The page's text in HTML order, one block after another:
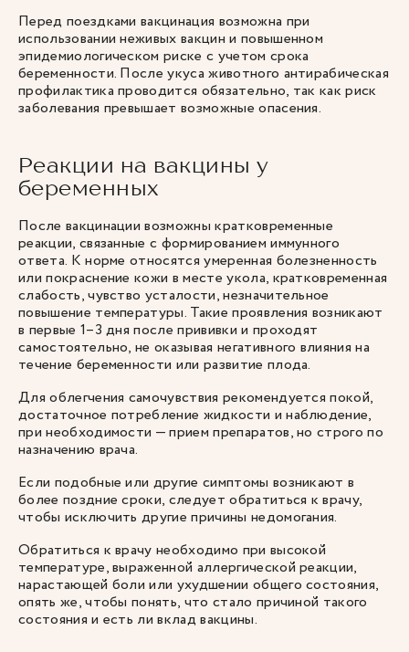
Перед поездками вакцинация возможна при
использовании неживых вакцин и повышенном
эпидемиологическом риске с учетом срока
беременности. После укуса животного антирабическая
профилактика проводится обязательно, так как риск
заболевания превышает возможные опасения.
Реакции на вакцины у
беременных
После вакцинации возможны кратковременные
реакции, связанные с формированием иммунного
ответа. К норме относятся умеренная болезненность
или покраснение кожи в месте укола, кратковременная
слабость, чувство усталости, незначительное
повышение температуры. Такие проявления возникают
в первые 1–3 дня после прививки и проходят
самостоятельно, не оказывая негативного влияния на
течение беременности или развитие плода.
Для облегчения самочувствия рекомендуется покой,
достаточное потребление жидкости и наблюдение,
при необходимости — прием препаратов, но строго по
назначению врача.
Если подобные или другие симптомы возникают в
более поздние сроки, следует обратиться к врачу,
чтобы исключить другие причины недомогания.
Обратиться к врачу необходимо при высокой
температуре, выраженной аллергической реакции,
нарастающей боли или ухудшении общего состояния,
опять же, чтобы понять, что стало причиной такого
состояния и есть ли вклад вакцины.